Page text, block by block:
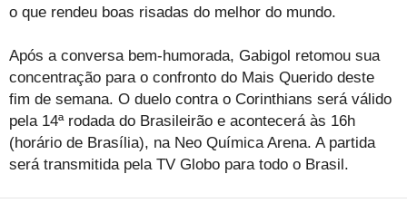
o que rendeu boas risadas do melhor do mundo.
Após a conversa bem-humorada, Gabigol retomou sua
concentração para o confronto do Mais Querido deste
fim de semana. O duelo contra o Corinthians será válido
pela 14ª rodada do Brasileirão e acontecerá às 16h
(horário de Brasília), na Neo Química Arena. A partida
será transmitida pela TV Globo para todo o Brasil.